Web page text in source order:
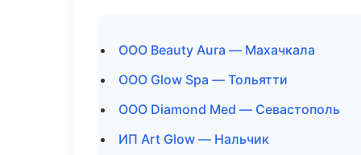
ООО Beauty Aura — Махачкала
ООО Glow Spa — Тольятти
ООО Diamond Med — Севастополь
ИП Art Glow — Нальчик